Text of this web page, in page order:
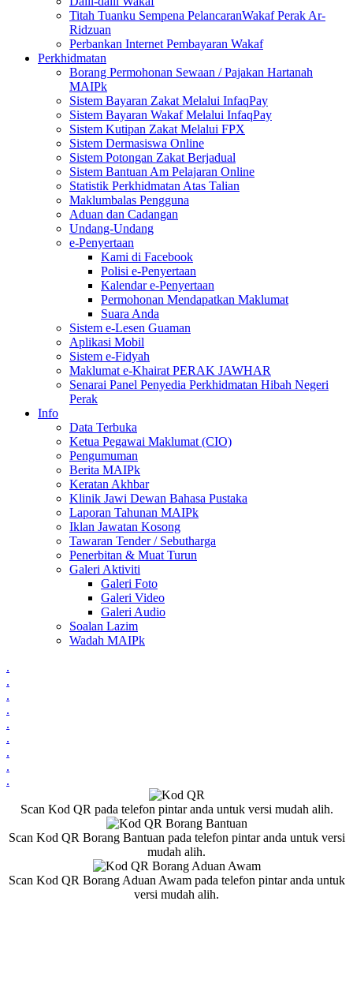
Titah Tuanku Sempena PelancaranWakaf Perak Ar-
Ridzuan
Perbankan Internet Pembayaran Wakaf
Perkhidmatan
Borang Permohonan Sewaan / Pajakan Hartanah
MAIPk
Sistem Bayaran Zakat Melalui InfaqPay
Sistem Bayaran Wakaf Melalui InfaqPay
Sistem Kutipan Zakat Melalui FPX
Sistem Dermasiswa Online
Sistem Potongan Zakat Berjadual
Sistem Bantuan Am Pelajaran Online
Statistik Perkhidmatan Atas Talian
Maklumbalas Pengguna
Aduan dan Cadangan
Undang-Undang
e-Penyertaan
Kami di Facebook
Polisi e-Penyertaan
Kalendar e-Penyertaan
Permohonan Mendapatkan Maklumat
Suara Anda
Sistem e-Lesen Guaman
Aplikasi Mobil
Sistem e-Fidyah
Maklumat e-Khairat PERAK JAWHAR
Senarai Panel Penyedia Perkhidmatan Hibah Negeri
Perak
Info
Data Terbuka
Ketua Pegawai Maklumat (CIO)
Pengumuman
Berita MAIPk
Keratan Akhbar
Klinik Jawi Dewan Bahasa Pustaka
Laporan Tahunan MAIPk
Iklan Jawatan Kosong
Tawaran Tender / Sebutharga
Penerbitan & Muat Turun
Galeri Aktiviti
Galeri Foto
Galeri Video
Galeri Audio
Soalan Lazim
Wadah MAIPk
.
.
.
.
.
.
.
.
.
Scan Kod QR pada telefon pintar anda untuk versi mudah alih.
Scan Kod QR Borang Bantuan pada telefon pintar anda untuk versi
mudah alih.
Scan Kod QR Borang Aduan Awam pada telefon pintar anda untuk
versi mudah alih.